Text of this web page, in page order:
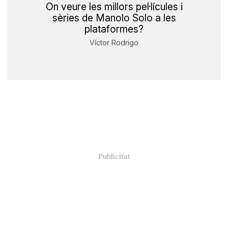
On veure les millors pel·lícules i
sèries de Manolo Solo a les
plataformes?
Víctor Rodrigo